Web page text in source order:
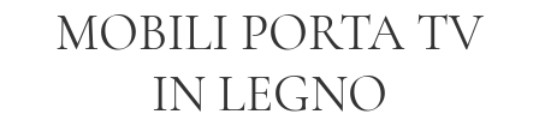
MOBILI PORTA TV
IN LEGNO